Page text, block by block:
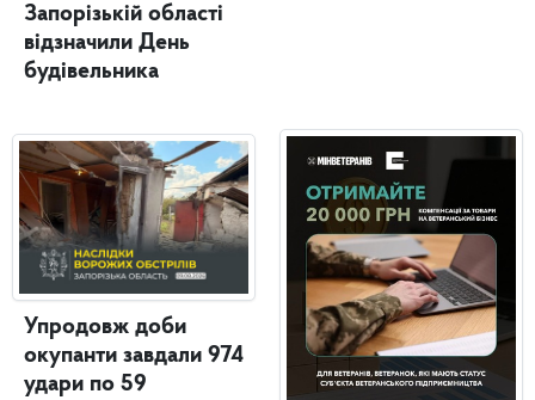
Запорізькій області
відзначили День
будівельника
Упродовж доби
окупанти завдали 974
удари по 59